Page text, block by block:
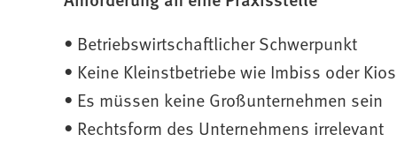
• Betriebswirtschaftlicher Schwerpunkt
• Keine Kleinstbetriebe wie Imbiss oder
• Es müssen keine Großunternehmen sein
• Rechtsform des Unternehmens irrelevant